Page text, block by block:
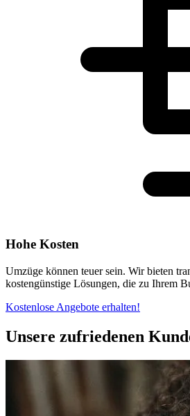
Hohe Kosten
Umzüge können teuer sein. Wir bieten
kostengünstige Lösungen, die zu Ihrem
Kostenlose Angebote erhalten!
Unsere zufriedenen